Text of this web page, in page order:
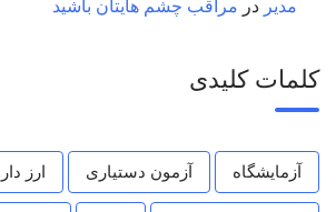
مدیر در مراقب چشم هایتان باشید
کلمات کلیدی
آزمایشگاه آزمون دستیاری ارز